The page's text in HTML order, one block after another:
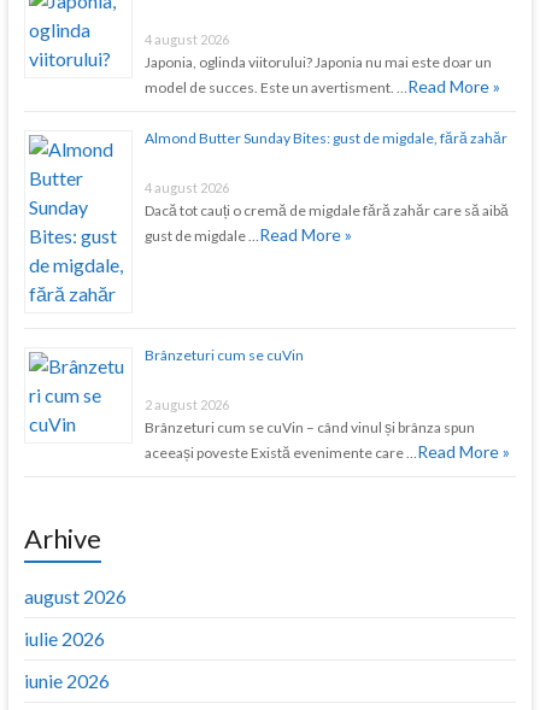
4 august 2026
Japonia, oglinda viitorului? Japonia nu mai este doar un
model de succes. Este un avertisment. …Read More »
Almond Butter Sunday Bites: gust de migdale, fără zahăr
4 august 2026
Dacă tot cauți o cremă de migdale fără zahăr care să aibă
gust de migdale …Read More »
Brânzeturi cum se cuVin
2 august 2026
Brânzeturi cum se cuVin – când vinul și brânza spun
aceeași poveste Există evenimente care …Read More »
Arhive
august 2026
iulie 2026
iunie 2026